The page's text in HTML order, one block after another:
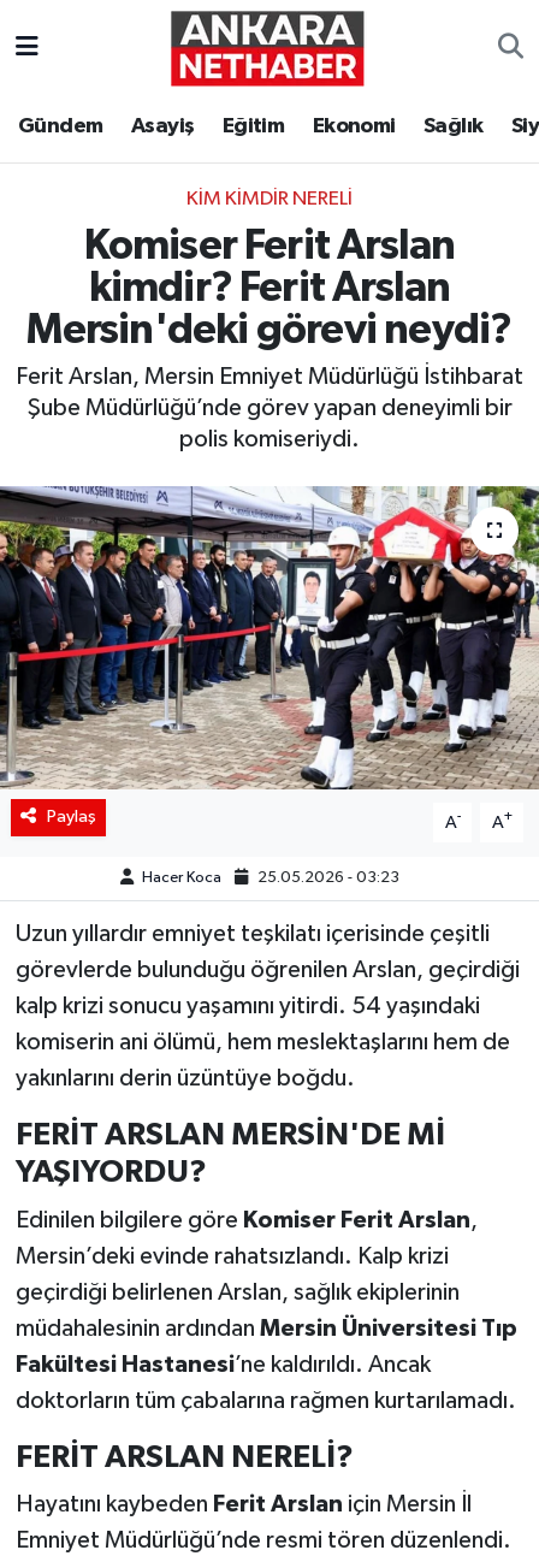
Gündem Asayiş Eğitim Ekonomi Sağlık
KIM KIMDIR NERELI
Komiser Ferit Arslan
kimdir? Ferit Arslan
Mersin'deki görevi neydi?
Ferit Arslan, Mersin Emniyet Müdürlüğü İstihbarat
Şube Müdürlüğü’nde görev yapan deneyimli bir
polis komiseriydi.
Paylaş A- A+
Hacer Koca 25.05.2026 - 03:23
Uzun yıllardır emniyet teşkilatı içerisinde çeşitli
görevlerde bulunduğu öğrenilen Arslan, geçirdiği
kalp krizi sonucu yaşamını yitirdi. 54 yaşındaki
komiserin ani ölümü, hem meslektaşlarını hem de
yakınlarını derin üzüntüye boğdu.
FERİT ARSLAN MERSİN'DE Mİ
YAŞIYORDU?
Edinilen bilgilere göre Komiser Ferit Arslan,
Mersin’deki evinde rahatsızlandı. Kalp krizi
geçirdiği belirlenen Arslan, sağlık ekiplerinin
müdahalesinin ardından Mersin Üniversitesi Tıp
Fakültesi Hastanesi’ne kaldırıldı. Ancak
doktorların tüm çabalarına rağmen kurtarılamadı.
FERİT ARSLAN NERELİ?
Hayatını kaybeden Ferit Arslan için Mersin İl
Emniyet Müdürlüğü’nde resmi tören düzenlendi.
Ekonomi
Gündem
Kim Kimdir Nereli
Sağlık
Siyaset
Spor
Teknoloji
Yaşam
Ankara Hava Durumu
Tüm Manşetler
Son Dakika Haberleri
Haber Arşivi